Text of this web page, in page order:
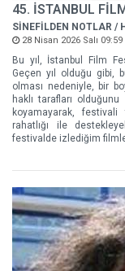
45. İSTANBUL
SİNEFİLDEN NOTLAR /
28 Nisan 2026 Salı 09:59
Bu yıl, İstanbul Film
Geçen yıl olduğu gibi,
olması nedeniyle, bir
haklı tarafları
koyamayarak, festivali
rahatlığı ile
festivalde izlediğim